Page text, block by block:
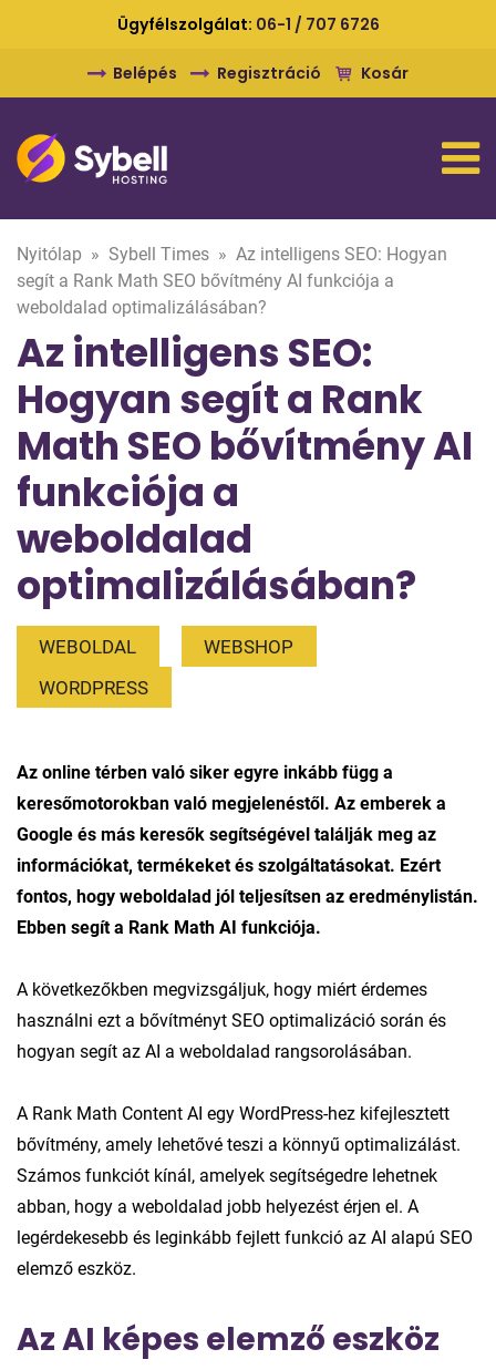
Ügyfélszolgálat: 06-1 / 707 6726
Belépés Regisztráció Kosár
Nyitólap » Sybell Times » Az intelligens SEO: Hogyan
segít a Rank Math SEO bővítmény AI funkciója a
weboldalad optimalizálásában?
Az intelligens SEO:
Hogyan segít a Rank
Math SEO bővítmény AI
funkciója a
weboldalad
optimalizálásában?
WEBOLDAL
WEBSHOP
WORDPRESS
Az online térben való siker egyre inkább függ a
keresőmotorokban való megjelenéstől. Az emberek a
Google és más keresők segítségével találják meg az
információkat, termékeket és szolgáltatásokat. Ezért
fontos, hogy weboldalad jól teljesítsen az eredménylistán.
Ebben segít a Rank Math AI funkciója.
A következőkben megvizsgáljuk, hogy miért érdemes
használni ezt a bővítményt SEO optimalizáció során és
hogyan segít az AI a weboldalad rangsorolásában.
A Rank Math Content AI egy WordPress-hez kifejlesztett
bővítmény, amely lehetővé teszi a könnyű optimalizálást.
Számos funkciót kínál, amelyek segítségedre lehetnek
abban, hogy a weboldalad jobb helyezést érjen el. A
legérdekesebb és leginkább fejlett funkció az AI alapú SEO
elemző eszköz.
Az AI képes elemző eszköz